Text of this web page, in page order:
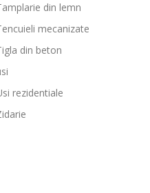
din lemn
mecanizate
din beton
rezidentiale